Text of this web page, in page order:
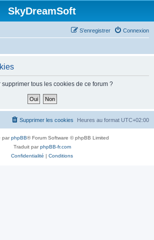
SkyDreamSoft
Connexion
S’enregistrer
supprimer tous les cookies de ce forum ?
Heures au format UTC+02:00
Supprimer les cookies
parphpBB® Forum Software © phpBB Limited
Traduit parphpBB-fr.com
Confidentialité | Conditions